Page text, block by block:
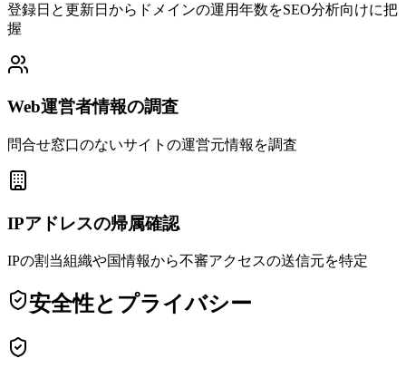
登録日と更新日からドメインの運用年数をSEO分析向けに把
握
Web運営者情報の調査
問合せ窓口のないサイトの運営元情報を調査
IPアドレスの帰属確認
IPの割当組織や国情報から不審アクセスの送信元を特定
安全性とプライバシー